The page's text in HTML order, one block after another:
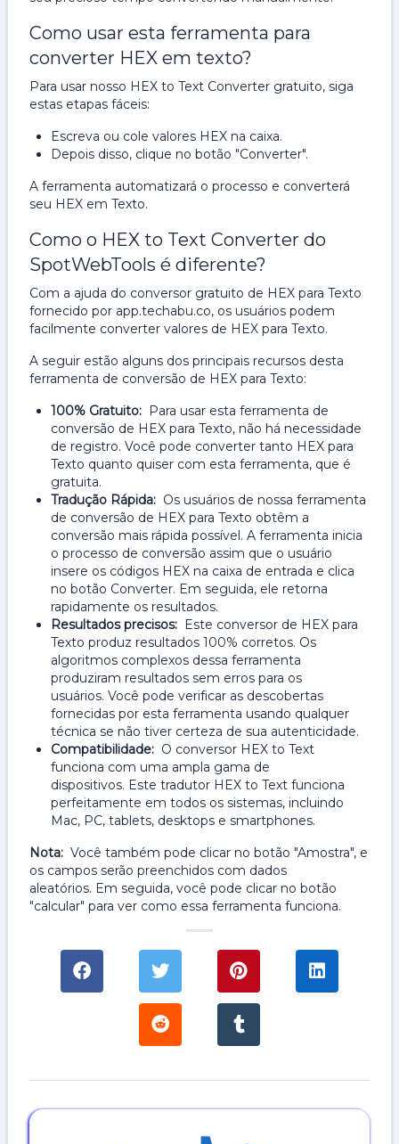
Como usar esta ferramenta para
converter HEX em texto?
Para usar nosso HEX to Text Converter gratuito, siga
estas etapas fáceis:
Escreva ou cole valores HEX na caixa.
Depois disso, clique no botão "Converter".
A ferramenta automatizará o processo e converterá
seu HEX em Texto.
Como o HEX to Text Converter do
SpotWebTools é diferente?
Com a ajuda do conversor gratuito de HEX para Texto
fornecido por app.techabu.co, os usuários podem
facilmente converter valores de HEX para Texto.
A seguir estão alguns dos principais recursos desta
ferramenta de conversão de HEX para Texto:
100% Gratuito: Para usar esta ferramenta de
conversão de HEX para Texto, não há necessidade
de registro. Você pode converter tanto HEX para
Texto quanto quiser com esta ferramenta, que é
gratuita.
Tradução Rápida: Os usuários de nossa ferramenta
de conversão de HEX para Texto obtêm a
conversão mais rápida possível. A ferramenta inicia
o processo de conversão assim que o usuário
insere os códigos HEX na caixa de entrada e clica
no botão Converter. Em seguida, ele retorna
rapidamente os resultados.
Resultados precisos: Este conversor de HEX para
Texto produz resultados 100% corretos. Os
algoritmos complexos dessa ferramenta
produziram resultados sem erros para os
usuários. Você pode verificar as descobertas
fornecidas por esta ferramenta usando qualquer
técnica se não tiver certeza de sua autenticidade.
Compatibilidade: O conversor HEX to Text
funciona com uma ampla gama de
dispositivos. Este tradutor HEX to Text funciona
perfeitamente em todos os sistemas, incluindo
Mac, PC, tablets, desktops e smartphones.
Nota: Você também pode clicar no botão "Amostra", e
os campos serão preenchidos com dados
aleatórios. Em seguida, você pode clicar no botão
"calcular" para ver como essa ferramenta funciona.